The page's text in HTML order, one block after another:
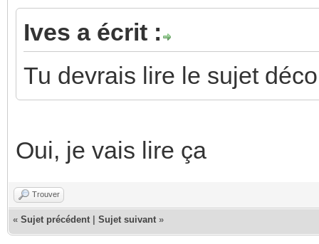
Ives a écrit :
Tu devrais lire le sujet
Oui, je vais lire ça
Trouver
« Sujet précédent Sujet suivant »